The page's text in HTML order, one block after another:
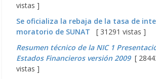
vistas ]
Se oficializa la rebaja de la tasa de
moratorio de SUNAT
[ 31291 vistas ]
Resumen técnico de la NIC 1
Estados Financieros versión 2009[
vistas ]